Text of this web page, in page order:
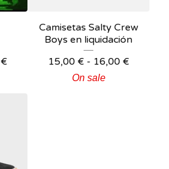
€
Camisetas Salty Crew
Boys en liquidación
15,00 € - 16,00 €
On sale